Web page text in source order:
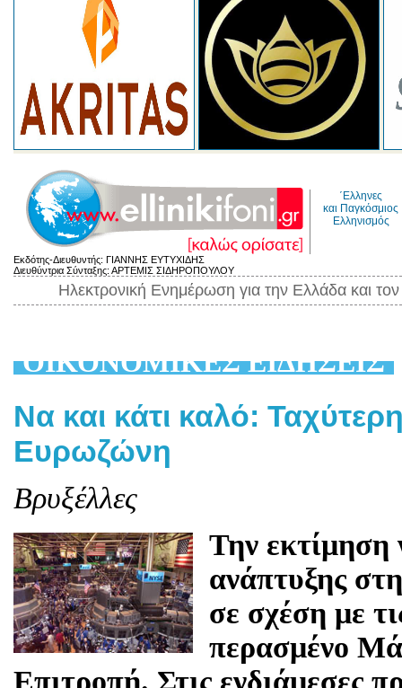
΄Ελληνες
και Παγκόσμιος
Ελληνισμός
Εκδότης-Διευθυντής: ΓΙΑΝΝΗΣ ΕΥΤΥΧΙΔΗΣ
Διευθύντρια Σύνταξης: ΑΡΤΕΜΙΣ ΣΙΔΗΡΟΠΟΥΛΟΥ
Ηλεκτρονική Ενημέρωση για την Ελλάδα και
ΟΙΚΟΝΟΜΙΚΕΣ ΕΙΔΗΣΕΙΣ
Να και κάτι καλό:
Ευρωζώνη
Βρυξέλλες
Την εκτίμηση
ανάπτυξης
σε σχέση με
περασμένο